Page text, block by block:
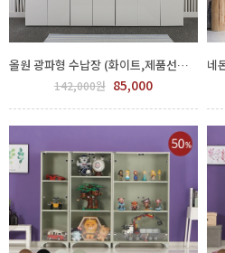
올원 광파형 수납장 (화이트,제품선택) GTK1031-001
142,000원 85,000